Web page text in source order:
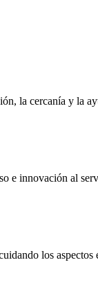
la cercanía y la
e innovación al
los